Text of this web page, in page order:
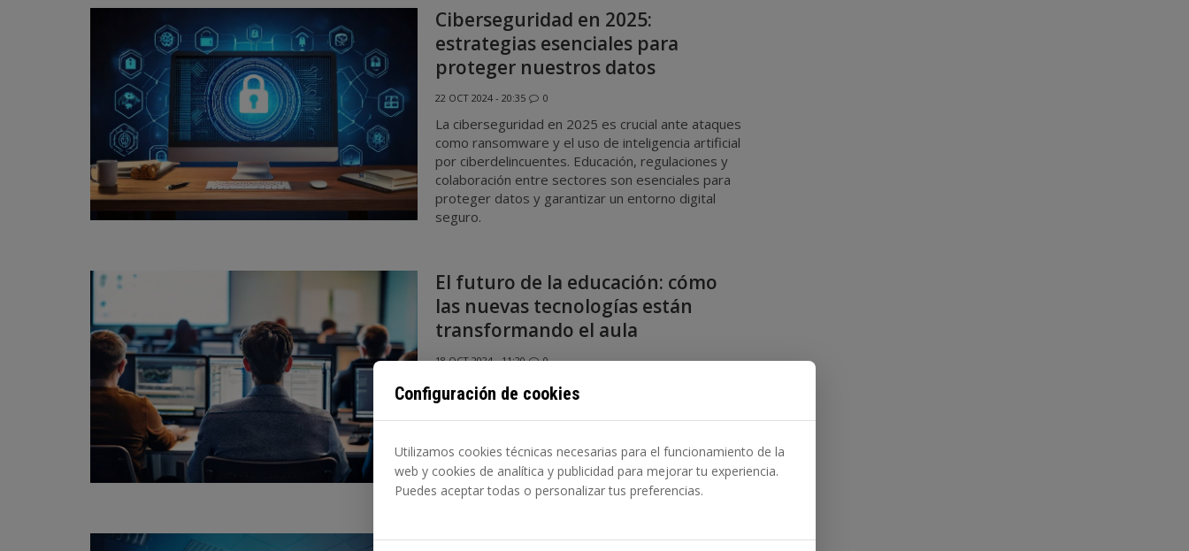
Ciberseguridad en 2025:
estrategias esenciales para
proteger nuestros datos
22 OCT 2024 - 20:35 0
La ciberseguridad en 2025 es crucial ante ataques
como ransomware y el uso de inteligencia artificial
por ciberdelincuentes. Educación, regulaciones y
colaboración entre sectores son esenciales para
proteger datos y garantizar un entorno digital
seguro.
El futuro de la educación: cómo
las nuevas tecnologías están
transformando el aula
18 OCT 2024 - 11:20 0
Las nuevas tecnologías como la educación en línea,
la realidad aumentada, la inteligencia artificial y la
gamificación están revolucionando las aulas,
mejorando el aprendizaje personalizado, la
colaboración y el acceso a la educación en todo el
mundo.
Innovaciones tecnológicas en el
Configuración de cookies
Utilizamos cookies técnicas necesarias para el funcionamiento de la
web y cookies de analítica y publicidad para mejorar tu experiencia.
Puedes aceptar todas o personalizar tus preferencias.